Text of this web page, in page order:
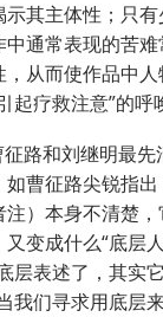
其主体性；只有
通常表现的苦
，从而使作品中
起疗救注意”的呼
路和刘继明最
曹征路尖锐指
）本身不清楚，
变成什么“底层
层表述了，其实
我们寻求用底层